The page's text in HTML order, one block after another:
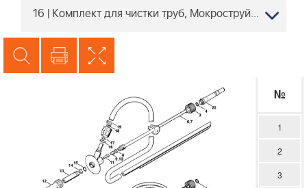
16 | Комплект для чистки труб, Мокроструйное устройство (40.2009) | RE 361 | Мойка высокого давления STIHL | Запчасти по России | Сервисное обслуживание
№
1
2
3